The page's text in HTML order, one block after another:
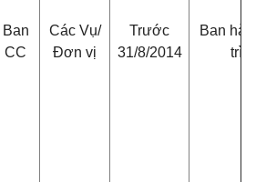
Ban
CC
Các Vụ/
Đơn vị
Trước
31/8/2014
Ban